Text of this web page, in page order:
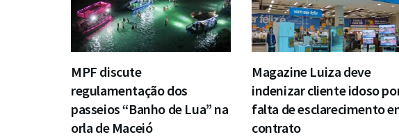
MPF discute
regulamentação dos
passeios “Banho de Lua” na
orla de Maceió
Magazine Luiza deve
indenizar cliente idoso
falta de esclarecimento
contrato